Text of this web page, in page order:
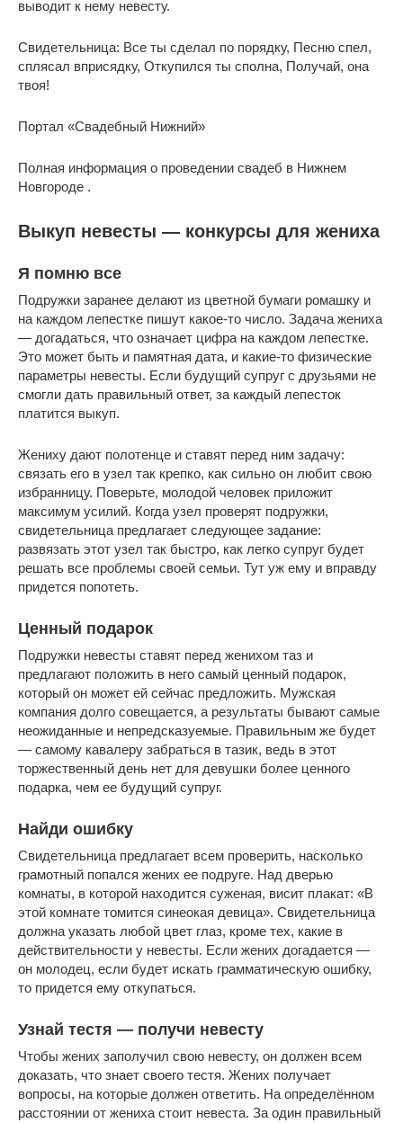
выводит к нему невесту.
Свидетельница: Все ты сделал по порядку, Песню спел,
сплясал вприсядку, Откупился ты сполна, Получай, она
твоя!
Портал «Свадебный Нижний»
Полная информация о проведении свадеб в Нижнем
Новгороде .
Выкуп невесты — конкурсы для жениха
Я помню все
Подружки заранее делают из цветной бумаги ромашку и
на каждом лепестке пишут какое-то число. Задача жениха
— догадаться, что означает цифра на каждом лепестке.
Это может быть и памятная дата, и какие-то физические
параметры невесты. Если будущий супруг с друзьями не
смогли дать правильный ответ, за каждый лепесток
платится выкуп.
Жениху дают полотенце и ставят перед ним задачу:
связать его в узел так крепко, как сильно он любит свою
избранницу. Поверьте, молодой человек приложит
максимум усилий. Когда узел проверят подружки,
свидетельница предлагает следующее задание:
развязать этот узел так быстро, как легко супруг будет
решать все проблемы своей семьи. Тут уж ему и вправду
придется попотеть.
Ценный подарок
Подружки невесты ставят перед женихом таз и
предлагают положить в него самый ценный подарок,
который он может ей сейчас предложить. Мужская
компания долго совещается, а результаты бывают самые
неожиданные и непредсказуемые. Правильным же будет
— самому кавалеру забраться в тазик, ведь в этот
торжественный день нет для девушки более ценного
подарка, чем ее будущий супруг.
Найди ошибку
Свидетельница предлагает всем проверить, насколько
грамотный попался жених ее подруге. Над дверью
комнаты, в которой находится суженая, висит плакат: «В
этой комнате томится синеокая девица». Свидетельница
должна указать любой цвет глаз, кроме тех, какие в
действительности у невесты. Если жених догадается —
он молодец, если будет искать грамматическую ошибку,
то придется ему откупаться.
Узнай тестя — получи невесту
Чтобы жених заполучил свою невесту, он должен всем
доказать, что знает своего тестя. Жених получает
вопросы, на которые должен ответить. На определённом
расстоянии от жениха стоит невеста. За один правильный